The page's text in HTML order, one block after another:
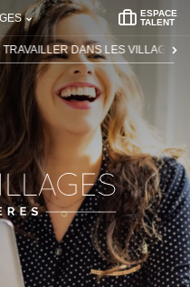
ESPACE
TALENT
TRAVAILLER DANS LES VILLAGES